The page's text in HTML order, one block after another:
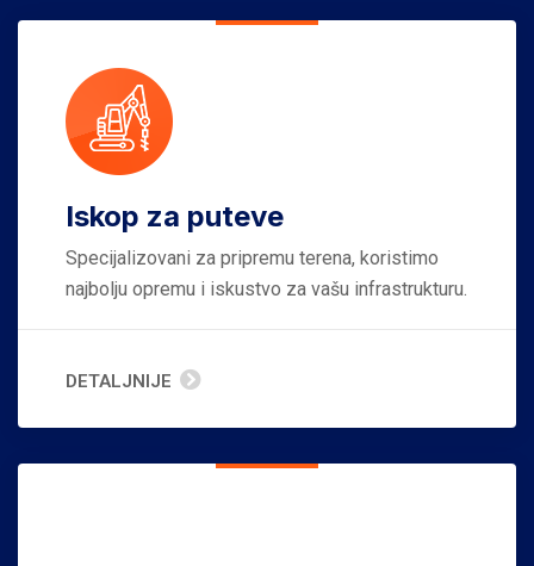
Iskop za puteve
Specijalizovani za pripremu terena, koristimo
najbolju opremu i iskustvo za vašu infrastrukturu.
DETALJNIJE